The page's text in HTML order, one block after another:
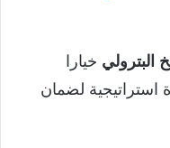
البترولي خيارا
لضمان